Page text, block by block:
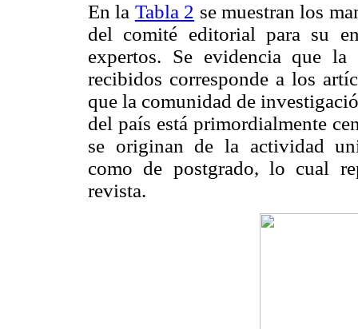
En la Tabla 2 se muestran los
del comité editorial para su
expertos. Se evidencia que
recibidos corresponde a los
que la comunidad de
del país está primordialmente
se originan de la actividad
como de postgrado, lo cual
revista.